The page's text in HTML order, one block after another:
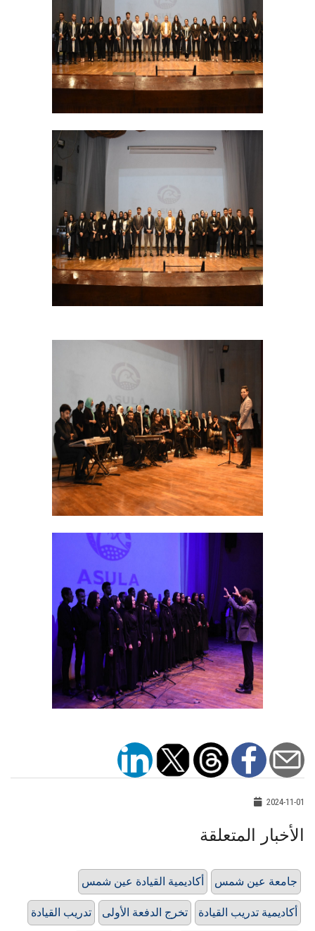
2024-11-01
الأخبار المتعلقة
أكاديمية القيادة عين شمس جامعة عين شمس
تدريب القيادة تخرج الدفعة الأولى أكاديمية تدريب القيادة